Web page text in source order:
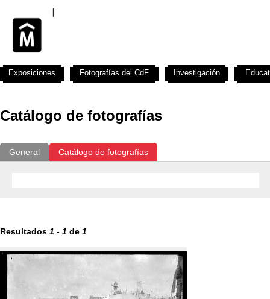
Catálogo de fotografías
General Catálogo de fotografías
Resultados 1 - 1 de 1
Exposiciones Fotografías del CdF Investigación